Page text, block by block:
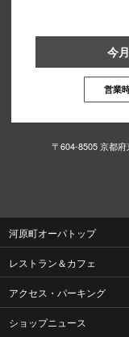
今
営業
〒604-8505 京都
河原町オーパトップ
レストラン＆カフェ
アクセス・パーキング
ショップニュース